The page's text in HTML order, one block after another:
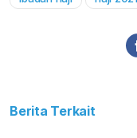
Berita Terkait